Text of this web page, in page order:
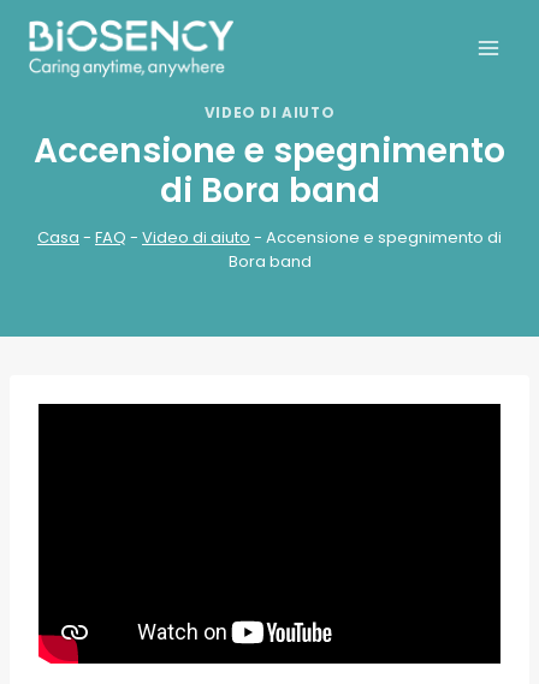
Salta
contenuto
VIDEO DI AIUTO
Accensione e spegnimento
di Bora band
Casa - FAQ - Video di aiuto - Accensione e spegnimento di
Bora band